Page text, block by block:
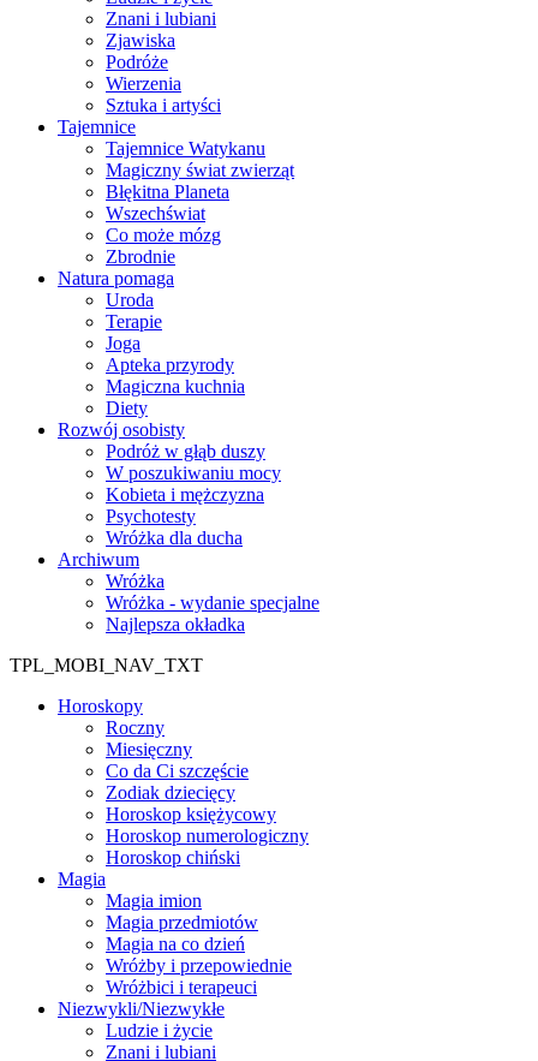
Znani i lubiani
Zjawiska
Podróże
Wierzenia
Sztuka i artyści
Tajemnice
Tajemnice Watykanu
Magiczny świat zwierząt
Błękitna Planeta
Wszechświat
Co może mózg
Zbrodnie
Natura pomaga
Uroda
Terapie
Joga
Apteka przyrody
Magiczna kuchnia
Diety
Rozwój osobisty
Podróż w głąb duszy
W poszukiwaniu mocy
Kobieta i mężczyzna
Psychotesty
Wróżka dla ducha
Archiwum
Wróżka
Wróżka - wydanie specjalne
Najlepsza okładka
TPL_MOBI_NAV_TXT
Horoskopy
Roczny
Miesięczny
Co da Ci szczęście
Zodiak dziecięcy
Horoskop księżycowy
Horoskop numerologiczny
Horoskop chiński
Magia
Magia imion
Magia przedmiotów
Magia na co dzień
Wróżby i przepowiednie
Wróżbici i terapeuci
Niezwykli/Niezwykłe
Ludzie i życie
Znani i lubiani